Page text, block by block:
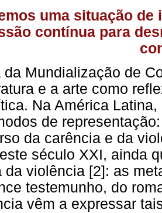
uma situação de
contínua para
da Mundialização de
e a arte como
Na América
de
da carência e da
século XXI, ainda
da violência [2]: as
testemunho, do
vêm a expressar